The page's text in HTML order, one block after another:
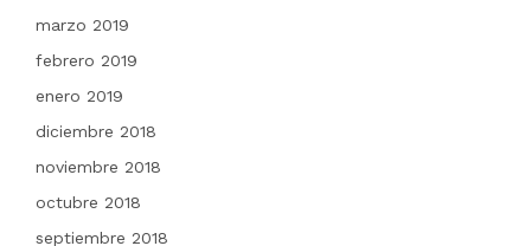
marzo 2019
febrero 2019
enero 2019
diciembre 2018
noviembre 2018
octubre 2018
septiembre 2018